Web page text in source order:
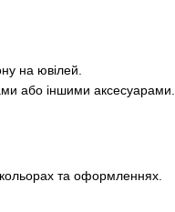
на ювілей.
або іншими аксесуарами.
кольорах та оформленнях.